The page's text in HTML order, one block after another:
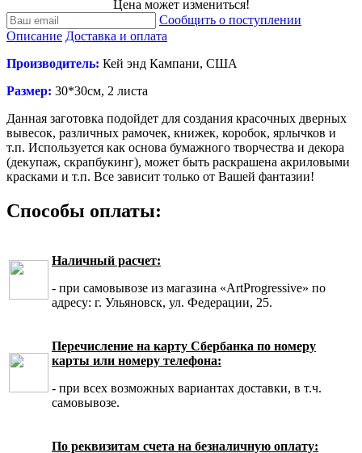
Цена может измениться!
Сообщить о поступлении
Описание Доставка и оплата
Производитель: Кей энд Кампани, США
Размер: 30*30см, 2 листа
Данная заготовка подойдет для создания красочных дверных
вывесок, различных рамочек, книжек, коробок, ярлычков и
т.п. Используется как основа бумажного творчества и декора
(декупаж, скрапбукинг), может быть раскрашена акриловыми
красками и т.п. Все зависит только от Вашей фантазии!
Способы оплаты:
Наличный расчет:
- при самовывозе из магазина «ArtProgressive» по
адресу: г. Ульяновск, ул. Федерации, 25.
Перечисление на карту Сбербанка по номеру
карты или номеру телефона:
- при всех возможных вариантах доставки, в т.ч.
самовывозе.
По реквизитам счета на безналичную оплату: